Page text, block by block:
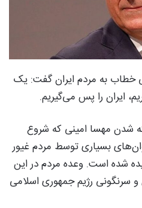
خطاب به مردم ایران گفت: یک
ایران را پس می‌گیریم.
شدن مهسا امینی که شروع
بسیاری توسط مردم غیور
شده است. وعده مردم در این
و سرنگونی رژیم جمهوری اسلامی